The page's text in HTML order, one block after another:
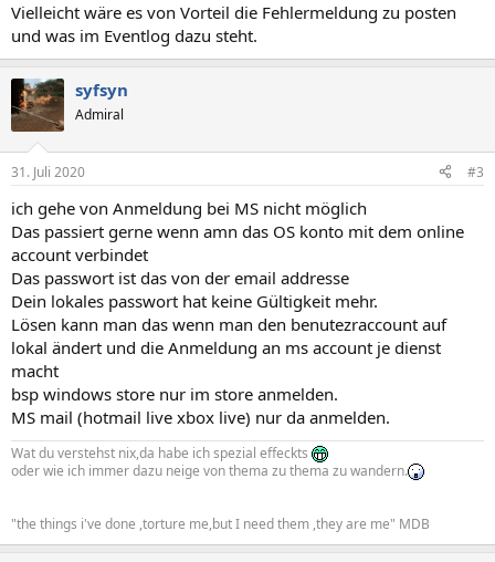
Vielleicht wäre es von Vorteil die Fehlermeldung zu posten
und was im Eventlog dazu steht.
syfsyn
Admiral
31. Juli 2020 #3
ich gehe von Anmeldung bei MS nicht möglich
Das passiert gerne wenn amn das OS konto mit dem online
account verbindet
Das passwort ist das von der email addresse
Dein lokales passwort hat keine Gültigkeit mehr.
Lösen kann man das wenn man den benutezraccount auf
lokal ändert und die Anmeldung an ms account je dienst
macht
bsp windows store nur im store anmelden.
MS mail (hotmail live xbox live) nur da anmelden.
Wat du verstehst nix,da habe ich spezial effeckts
oder wie ich immer dazu neige von thema zu thema zu wandern.
"the things i've done ,torture me,but I need them ,they are me" MDB